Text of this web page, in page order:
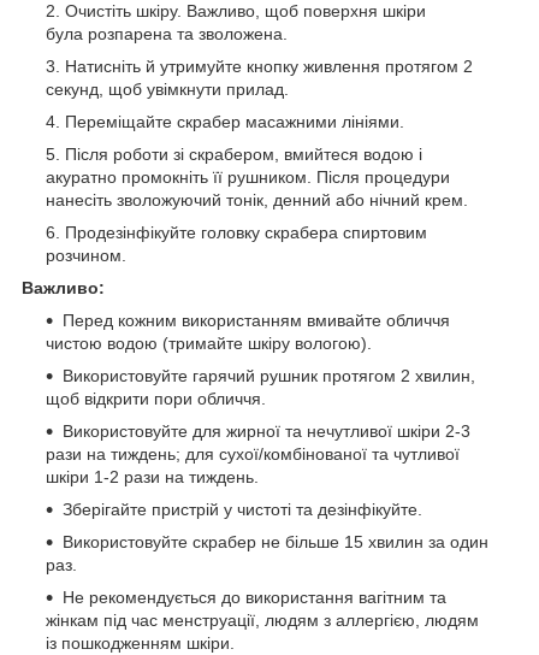
Очистіть шкіру. Важливо, щоб поверхня шкіри
була розпарена та зволожена.
Натисніть й утримуйте кнопку живлення протягом 2
секунд, щоб увімкнути прилад.
Переміщайте скрабер масажними лініями.
Після роботи зі скрабером, вмийтеся водою і
акуратно промокніть її рушником. Після процедури
нанесіть зволожуючий тонік, денний або нічний крем.
Продезінфікуйте головку скрабера спиртовим
розчином.
Важливо:
Перед кожним використанням вмивайте обличчя
чистою водою (тримайте шкіру вологою).
Використовуйте гарячий рушник протягом 2 хвилин,
щоб відкрити пори обличчя.
Використовуйте для жирної та нечутливої шкіри 2-3
рази на тиждень; для сухої/комбінованої та чутливої
шкіри 1-2 рази на тиждень.
Зберігайте пристрій у чистоті та дезінфікуйте.
Використовуйте скрабер не більше 15 хвилин за один
раз.
Не рекомендується до використання вагітним та
жінкам під час менструації, людям з аллергією, людям
із пошкодженням шкіри.